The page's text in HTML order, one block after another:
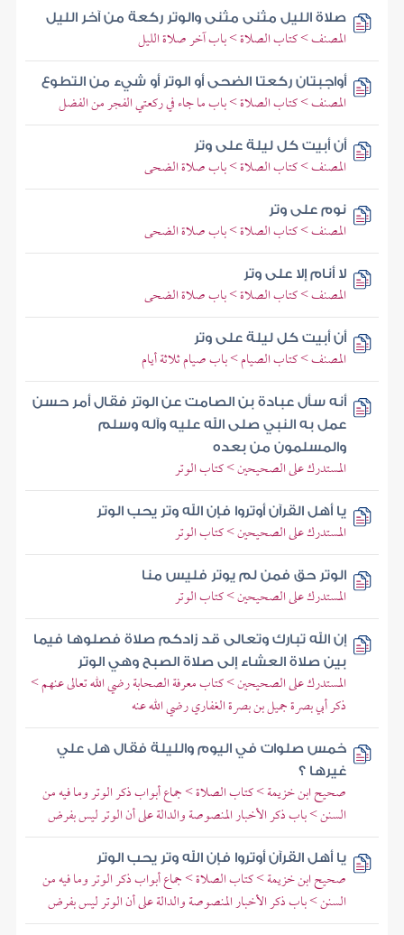
صلاة الليل مثنى مثنى والوتر ركعة من آخر الليل
المصنف > كتاب الصلاة > باب آخر صلاة الليل
أواجبتان ركعتا الضحى أو الوتر أو شيء من التطوع
المصنف > كتاب الصلاة > باب ما جاء في ركعتي الفجر من الفضل
أن أبيت كل ليلة على وتر
المصنف > كتاب الصلاة > باب صلاة الضحى
نوم على وتر
المصنف > كتاب الصلاة > باب صلاة الضحى
لا أنام إلا على وتر
المصنف > كتاب الصلاة > باب صلاة الضحى
أن أبيت كل ليلة على وتر
المصنف > كتاب الصيام > باب صيام ثلاثة أيام
أنه سأل عبادة بن الصامت عن الوتر فقال أمر حسن
عمل به النبي صلى الله عليه وآله وسلم
والمسلمون من بعده
المستدرك على الصحيحين > كتاب الوتر
يا أهل القرآن أوتروا فإن الله وتر يحب الوتر
المستدرك على الصحيحين > كتاب الوتر
الوتر حق فمن لم يوتر فليس منا
المستدرك على الصحيحين > كتاب الوتر
إن الله تبارك وتعالى قد زادكم صلاة فصلوها فيما
بين صلاة العشاء إلى صلاة الصبح وهي الوتر
المستدرك على الصحيحين > كتاب معرفة الصحابة رضي الله تعالى عنهم >
ذكر أبي بصرة جميل بن بصرة الغفاري رضي الله عنه
خمس صلوات في اليوم والليلة فقال هل علي
غيرها ؟
صحيح ابن خزيمة > كتاب الصلاة > جماع أبواب ذكر الوتر وما فيه من
السنن > باب ذكر الأخبار المنصوصة والدالة على أن الوتر ليس بفرض
يا أهل القرآن أوتروا فإن الله وتر يحب الوتر
صحيح ابن خزيمة > كتاب الصلاة > جماع أبواب ذكر الوتر وما فيه من
السنن > باب ذكر الأخبار المنصوصة والدالة على أن الوتر ليس بفرض